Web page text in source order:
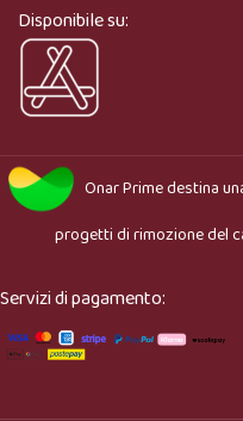
Disponibile su:
Onar Primedestina
progetti di rimozione del
Servizi di pagamento: